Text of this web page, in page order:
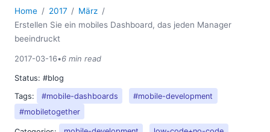
Home 2017
März
Erstellen Sie ein mobiles Dashboard, das jeden Manager
beeindruckt
2017-03-16•6 min read
Status: #blog
Tags:
#mobile-dashboards
#mobile-development
#mobiletogether